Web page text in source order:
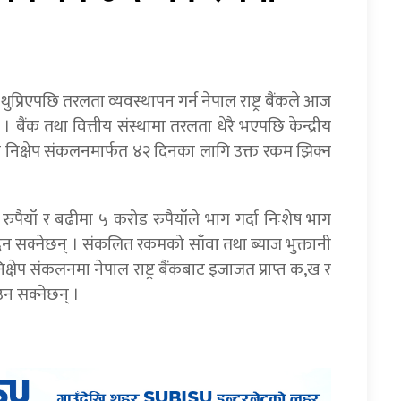
तरलता व्यवस्थापन गर्न नेपाल राष्ट्र बैंकले आज
तथा वित्तीय संस्थामा तरलता धेरै भएपछि केन्द्रीय
संकलनमार्फत ४२ दिनका लागि उक्त रकम झिक्न
र बढीमा ५ करोड रुपैयाँले भाग गर्दा निःशेष भाग
सक्नेछन् । संकलित रकमको साँवा तथा ब्याज भुक्तानी
संकलनमा नेपाल राष्ट्र बैंकबाट इजाजत प्राप्त क,ख र
सक्नेछन् ।